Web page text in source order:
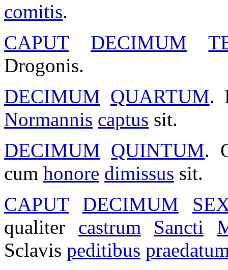
comitis.
CAPUT
DECIMUM
Drogonis.
DECIMUM QUARTUM.
Normannis captus sit.
DECIMUM QUINTUM.
cum honore dimissus sit.
CAPUT
DECIMUM
qualiter castrum Sancti
Sclavis peditibus